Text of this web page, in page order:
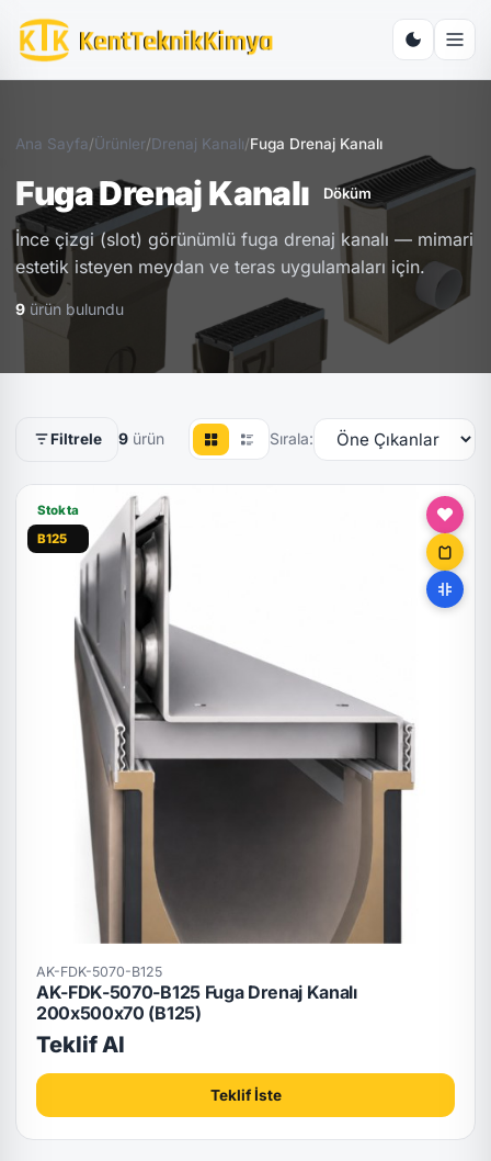
Ana Sayfa/Ürünler/Drenaj Kanalı/Fuga Drenaj Kanalı
Fuga Drenaj Kanalı Döküm
İnce çizgi (slot) görünümlü fuga drenaj kanalı — mimari
estetik isteyen meydan ve teras uygulamaları için.
9 ürün bulundu
Filtrele 9 ürün Sırala:
Stokta
B125
AK-FDK-5070-B125
AK-FDK-5070-B125 Fuga Drenaj Kanalı
200x500x70 (B125)
Teklif Al
Teklif İste